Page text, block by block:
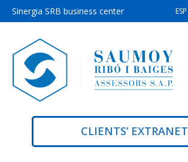
Sinergia SRB business center ESP
CLIENTS’ EXTRANET